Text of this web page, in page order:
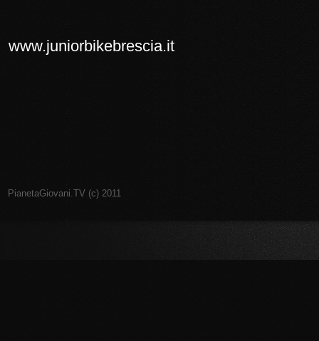
www.juniorbikebrescia.it
PianetaGiovani.TV (c) 2011